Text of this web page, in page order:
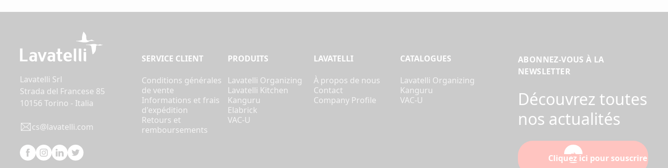
ABONNEZ-VOUS À LA
NEWSLETTER
Découvrez toutes
nos actualités
Cliquez ici pour souscrire
SERVICE CLIENT
Conditions générales
de vente
Informations et frais
d'expédition
Retours et
remboursements
PRODUITS
Lavatelli Organizing
Lavatelli Kitchen
Kanguru
Elabrick
VAC-U
LAVATELLI
À propos de nous
Contact
Company Profile
CATALOGUES
Lavatelli Organizing
Kanguru
VAC-U
Lavatelli Srl
Strada del Francese 85
10156 Torino - Italia
cs@lavatelli.com
Facebook
Instagram
LinkedinTwitter